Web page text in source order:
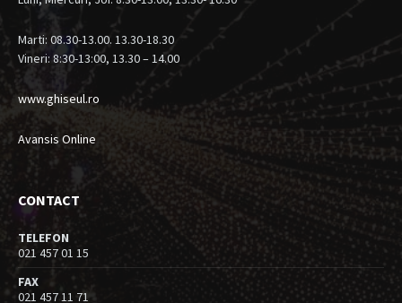
Marti: 08.30-13.00. 13.30-18.30
Vineri: 8:30-13:00, 13.30 – 14.00
www.ghiseul.ro
Avansis Online
CONTACT
TELEFON
021 457 01 15
FAX
021 457 11 71